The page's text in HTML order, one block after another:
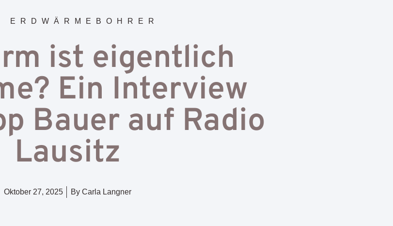
ERDWÄRMEBOHRER
ist eigentlich
Ein Interview
Bauer auf Radio
Lausitz
Oktober 27, 2025 ByCarla Langner